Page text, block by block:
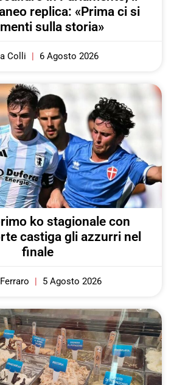
replica: «Prima ci si
sulla storia»
Colli 6 Agosto 2026
ko stagionale con
castiga gli azzurri nel
finale
5 Agosto 2026